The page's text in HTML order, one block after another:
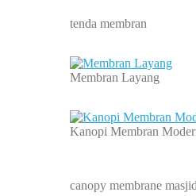
tenda membran
Membran Layang
Kanopi Membran
canopy membrane masjid